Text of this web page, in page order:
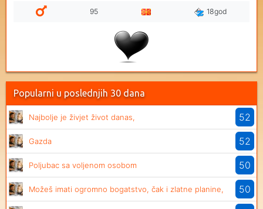
95 18god
Popularni u poslednjih 30 dana
Najbolje je živjet život danas, 52
Gazda 52
Poljubac sa voljenom osobom 50
Možeš imati ogromno bogatstvo, čak i zlatne planine, 50